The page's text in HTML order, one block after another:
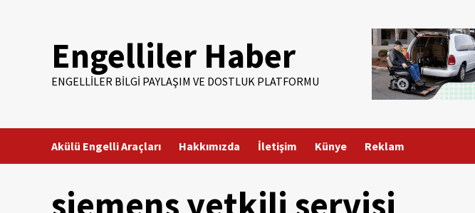
Engelliler Haber
ENGELLILER BILGI PAYLAŞIM VE DOSTLUK PLATFORMU
Akülü Engelli Araçları Hakkımızda İletişim Künye Reklam